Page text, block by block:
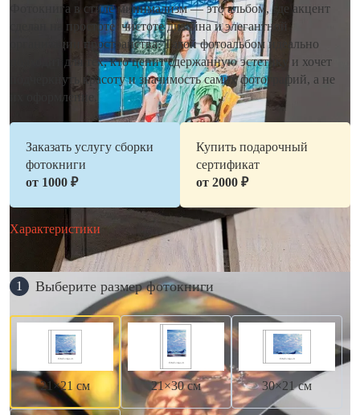
Фотокнига в стиле минимализм — это альбом, где акцент
сделан на простоте, чистоте дизайна и элегантной
организации пространства. Такой фотоальбом идеально
подходит для тех, кто ценит сдержанную эстетику и хочет
подчеркнуть красоту и значимость самих фотографий, а не
их оформление.
Заказать услугу сборки
фотокниги
от 1000 ₽
Купить подарочный
сертификат
от 2000 ₽
Характеристики
1 Выберите размер фотокниги
21×21 см 21×30 см 30×21 см